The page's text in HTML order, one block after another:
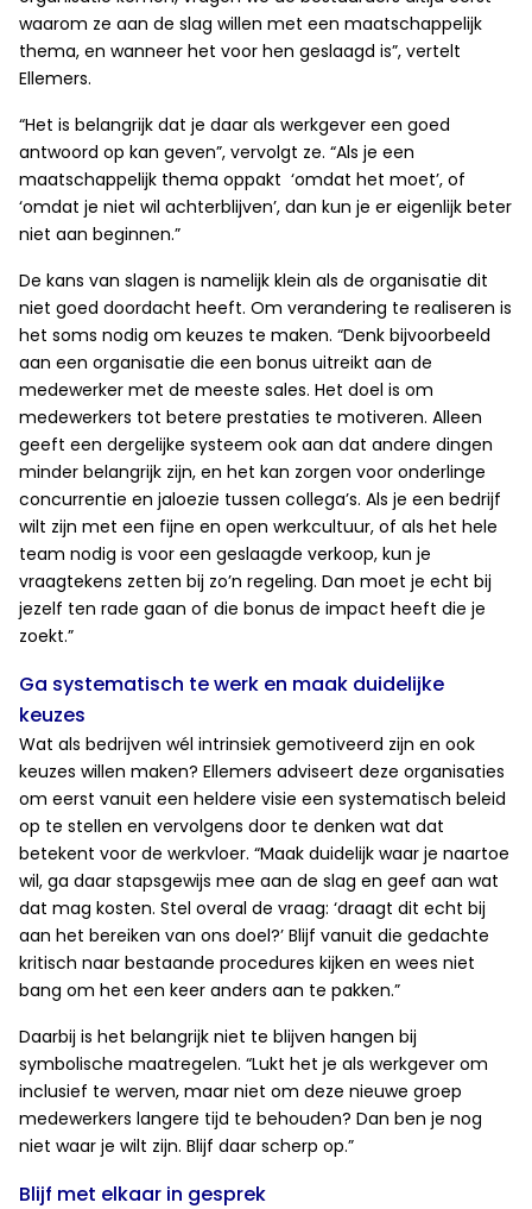
waarom ze aan de slag willen met een maatschappelijk
thema, en wanneer het voor hen geslaagd is”, vertelt
Ellemers.
“Het is belangrijk dat je daar als werkgever een goed
antwoord op kan geven”, vervolgt ze. “Als je een
maatschappelijk thema oppakt ‘omdat het moet’, of
‘omdat je niet wil achterblijven’, dan kun je er eigenlijk beter
niet aan beginnen.”
De kans van slagen is namelijk klein als de organisatie dit
niet goed doordacht heeft. Om verandering te realiseren is
het soms nodig om keuzes te maken. “Denk bijvoorbeeld
aan een organisatie die een bonus uitreikt aan de
medewerker met de meeste sales. Het doel is om
medewerkers tot betere prestaties te motiveren. Alleen
geeft een dergelijke systeem ook aan dat andere dingen
minder belangrijk zijn, en het kan zorgen voor onderlinge
concurrentie en jaloezie tussen collega’s. Als je een bedrijf
wilt zijn met een fijne en open werkcultuur, of als het hele
team nodig is voor een geslaagde verkoop, kun je
vraagtekens zetten bij zo’n regeling. Dan moet je echt bij
jezelf ten rade gaan of die bonus de impact heeft die je
zoekt.”
Ga systematisch te werk en maak duidelijke
keuzes
Wat als bedrijven wél intrinsiek gemotiveerd zijn en ook
keuzes willen maken? Ellemers adviseert deze organisaties
om eerst vanuit een heldere visie een systematisch beleid
op te stellen en vervolgens door te denken wat dat
betekent voor de werkvloer. “Maak duidelijk waar je naartoe
wil, ga daar stapsgewijs mee aan de slag en geef aan wat
dat mag kosten. Stel overal de vraag: ‘draagt dit echt bij
aan het bereiken van ons doel?’ Blijf vanuit die gedachte
kritisch naar bestaande procedures kijken en wees niet
bang om het een keer anders aan te pakken.”
Daarbij is het belangrijk niet te blijven hangen bij
symbolische maatregelen. “Lukt het je als werkgever om
inclusief te werven, maar niet om deze nieuwe groep
medewerkers langere tijd te behouden? Dan ben je nog
niet waar je wilt zijn. Blijf daar scherp op.”
Blijf met elkaar in gesprek